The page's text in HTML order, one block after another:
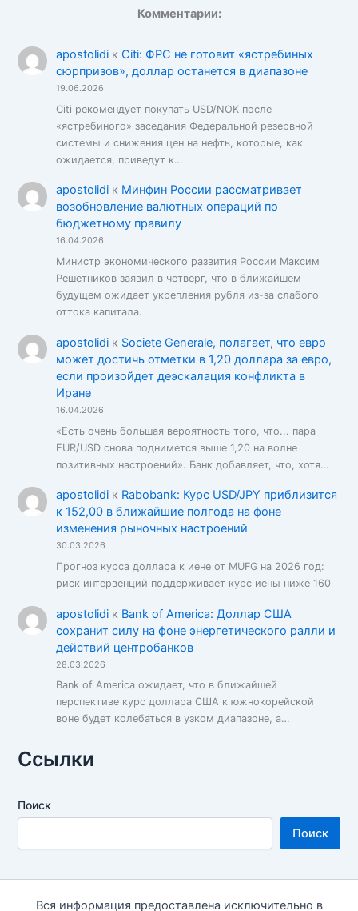
Комментарии:
apostolidiк Citi: ФРС не готовит «ястребиных
сюрпризов», доллар останется в диапазоне
19.06.2026
Citi рекомендует покупать USD/NOK после
«ястребиного» заседания Федеральной резервной
системы и снижения цен на нефть, которые, как
ожидается, приведут к…
apostolidiк Минфин России рассматривает
возобновление валютных операций по
бюджетному правилу
16.04.2026
Министр экономического развития России Максим
Решетников заявил в четверг, что в ближайшем
будущем ожидает укрепления рубля из-за слабого
оттока капитала.
apostolidiк Societe Generale, полагает, что евро
может достичь отметки в 1,20 доллара за евро,
если произойдет деэскалация конфликта в
Иране
16.04.2026
«Есть очень большая вероятность того, что... пара
EUR/USD снова поднимется выше 1,20 на волне
позитивных настроений». Банк добавляет, что, хотя…
apostolidiк Rabobank: Курс USD/JPY приблизится
к 152,00 в ближайшие полгода на фоне
изменения рыночных настроений
30.03.2026
Прогноз курса доллара к иене от MUFG на 2026 год:
риск интервенций поддерживает курс иены ниже 160
apostolidiк Bank of America: Доллар США
сохранит силу на фоне энергетического ралли и
действий центробанков
28.03.2026
Bank of America ожидает, что в ближайшей
перспективе курс доллара США к южнокорейской
воне будет колебаться в узком диапазоне, а…
Ссылки
Поиск
Поиск
Вся информация предоставлена исключительно в